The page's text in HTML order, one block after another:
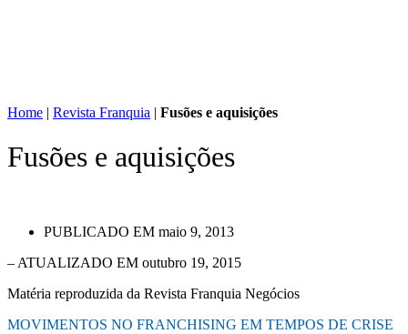
Home | Revista Franquia | Fusões e aquisições
Fusões e aquisições
PUBLICADO EM maio 9, 2013
– ATUALIZADO EM outubro 19, 2015
Matéria reproduzida da Revista Franquia Negócios
MOVIMENTOS NO FRANCHISING EM TEMPOS DE CRISE